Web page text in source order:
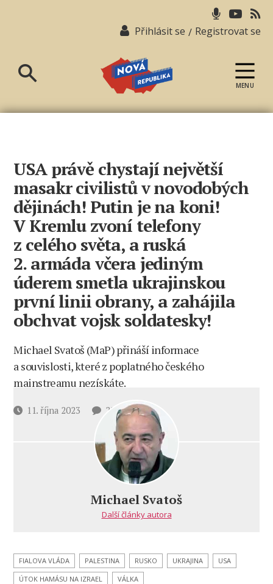
Přihlásit se / Registrovat se
republika
MENU
USA právě chystají největší
masakr civilistů v novodobých
dějinách! Putin je na koni!
V Kremlu zvoní telefony
z celého světa, a ruská
2. armáda včera jediným
úderem smetla ukrajinskou
první linii obrany, a zahájila
obchvat vojsk soldatesky!
Michael Svatoš (MaP) přináší informace
a souvislosti, které z poplatného českého
mainstreamu nezískáte.
Datum11. října 2023 22 komentářů
textu
s
názvem
USA
právě
největší
masakr
dějinách!
Putin
Michael Svatoš
Další články autora
FIALOVA VLÁDA PALESTINA RUSKO UKRAJINA
USA
ÚTOK HAMÁSU NA IZRAEL
VÁLKA